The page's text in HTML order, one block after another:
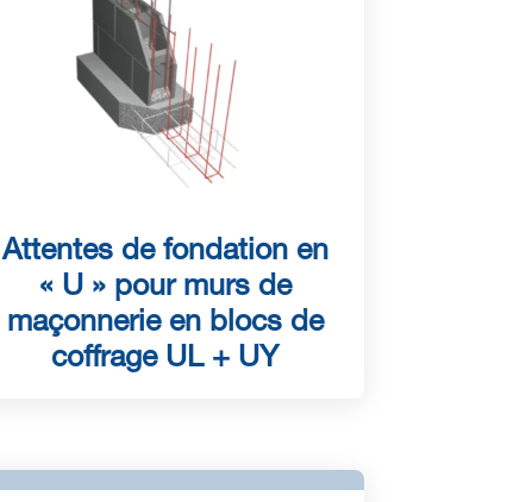
Attentes de fondation en
« U » pour murs de
maçonnerie en blocs de
coffrage UL + UY